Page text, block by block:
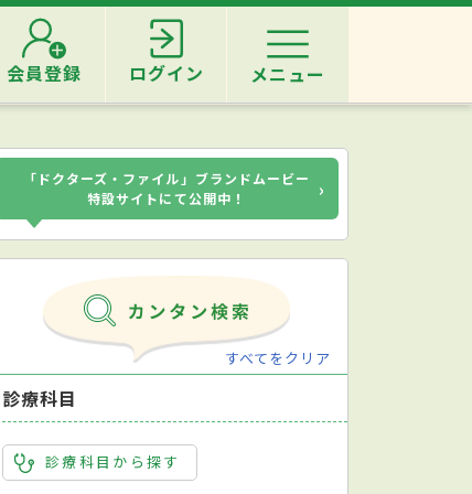
会員登録 ログイン メニュー
「ドクターズ・ファイル」ブランドムービー
特設サイトにて公開中！
›
すべてをクリア
診療科目
診療科目から探す